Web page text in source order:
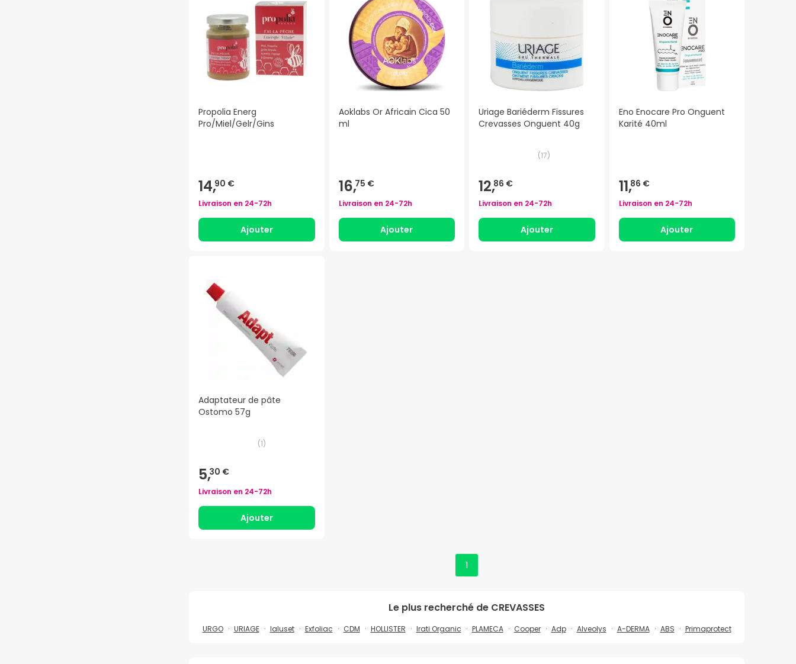
Propolia Energ
Pro/Miel/Gelr/Gins
14,90 €
Livraison en 24-72h
Ajouter
Aoklabs Or Africain Cica 50
ml
16,75 €
Livraison en 24-72h
Ajouter
Uriage Bariéderm Fissures
Crevasses Onguent 40g
(17)
12,86 €
Livraison en 24-72h
Ajouter
Eno Enocare Pro Onguent
Karité 40ml
11,86 €
Livraison en 24-72h
Ajouter
Adaptateur de pâte
Ostomo 57g
(1)
5,30 €
Livraison en 24-72h
Ajouter
1
Le plus recherché de CREVASSES
URGO URIAGE Ialuset Exfoliac CDM HOLLISTER Irati Organic PLAMECA Cooper Adp Alveolys A-DERMA ABS Primaprotect